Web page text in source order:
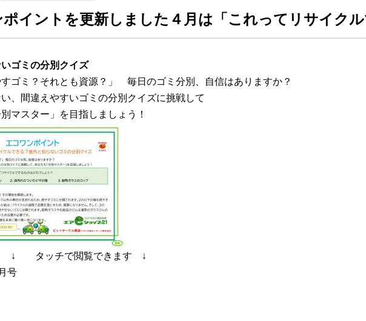
イントを更新しました４月は「これってリサイク
ゴミの分別クイズ
すゴミ？それとも資源？」 毎日のゴミ分別、自信はありますか？
、間違えやすいゴミの分別クイズに挑戦して
マスター」を目指しましょう！
チで閲覧できます ↓
号